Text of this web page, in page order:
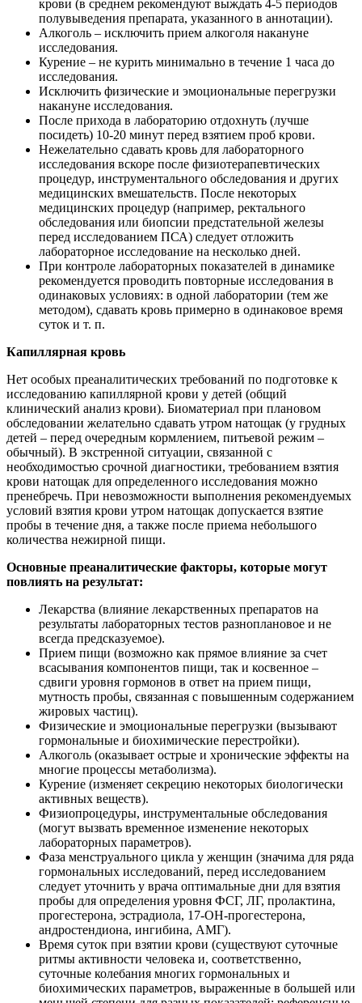
крови (в среднем рекомендуют выждать 4-5 периодов
полувыведения препарата, указанного в аннотации).
Алкоголь – исключить прием алкоголя накануне
исследования.
Курение – не курить минимально в течение 1 часа до
исследования.
Исключить физические и эмоциональные перегрузки
накануне исследования.
После прихода в лабораторию отдохнуть (лучше
посидеть) 10-20 минут перед взятием проб крови.
Нежелательно сдавать кровь для лабораторного
исследования вскоре после физиотерапевтических
процедур, инструментального обследования и других
медицинских вмешательств. После некоторых
медицинских процедур (например, ректального
обследования или биопсии предстательной железы
перед исследованием ПСА) следует отложить
лабораторное исследование на несколько дней.
При контроле лабораторных показателей в динамике
рекомендуется проводить повторные исследования в
одинаковых условиях: в одной лаборатории (тем же
методом), сдавать кровь примерно в одинаковое время
суток и т. п.
Капиллярная кровь
Нет особых преаналитических требований по подготовке к
исследованию капиллярной крови у детей (общий
клинический анализ крови). Биоматериал при плановом
обследовании желательно сдавать утром натощак (у грудных
детей – перед очередным кормлением, питьевой режим –
обычный). В экстренной ситуации, связанной с
необходимостью срочной диагностики, требованием взятия
крови натощак для определенного исследования можно
пренебречь. При невозможности выполнения рекомендуемых
условий взятия крови утром натощак допускается взятие
пробы в течение дня, а также после приема небольшого
количества нежирной пищи.
Основные преаналитические факторы, которые могут
повлиять на результат:
Лекарства (влияние лекарственных препаратов на
результаты лабораторных тестов разноплановое и не
всегда предсказуемое).
Прием пищи (возможно как прямое влияние за счет
всасывания компонентов пищи, так и косвенное –
сдвиги уровня гормонов в ответ на прием пищи,
мутность пробы, связанная с повышенным содержанием
жировых частиц).
Физические и эмоциональные перегрузки (вызывают
гормональные и биохимические перестройки).
Алкоголь (оказывает острые и хронические эффекты на
многие процессы метаболизма).
Курение (изменяет секрецию некоторых биологически
активных веществ).
Физиопроцедуры, инструментальные обследования
(могут вызвать временное изменение некоторых
лабораторных параметров).
Фаза менструального цикла у женщин (значима для ряда
гормональных исследований, перед исследованием
следует уточнить у врача оптимальные дни для взятия
пробы для определения уровня ФСГ, ЛГ, пролактина,
прогестерона, эстрадиола, 17-ОН-прогестерона,
андростендиона, ингибина, АМГ).
Время суток при взятии крови (существуют суточные
ритмы активности человека и, соответственно,
суточные колебания многих гормональных и
биохимических параметров, выраженные в большей или